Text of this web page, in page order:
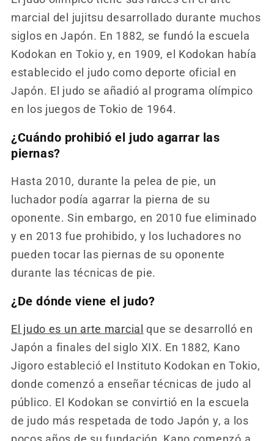
marcial del jujitsu desarrollado durante muchos
siglos en Japón. En 1882, se fundó la escuela
Kodokan en Tokio y, en 1909, el Kodokan había
establecido el judo como deporte oficial en
Japón. El judo se añadió al programa olímpico
en los juegos de Tokio de 1964.
¿Cuándo prohibió el judo agarrar las
piernas?
Hasta 2010, durante la pelea de pie, un
luchador podía agarrar la pierna de su
oponente. Sin embargo, en 2010 fue eliminado
y en 2013 fue prohibido, y los luchadores no
pueden tocar las piernas de su oponente
durante las técnicas de pie.
¿De dónde viene el judo?
El judo es un arte marcial que se desarrolló en
Japón a finales del siglo XIX. En 1882, Kano
Jigoro estableció el Instituto Kodokan en Tokio,
donde comenzó a enseñar técnicas de judo al
público. El Kodokan se convirtió en la escuela
de judo más respetada de todo Japón y, a los